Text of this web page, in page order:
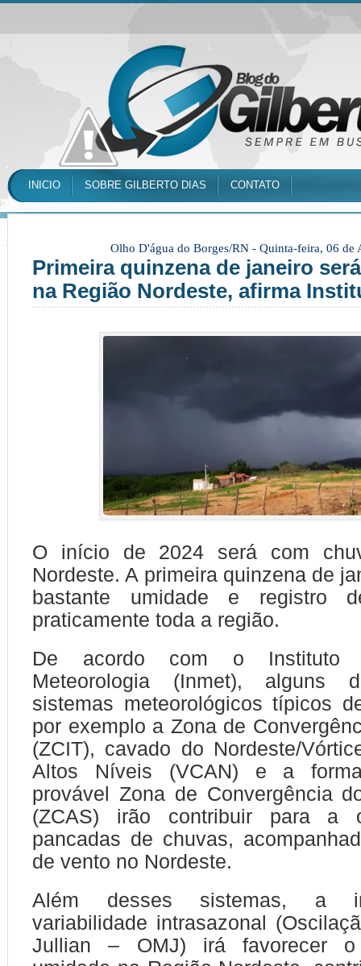
INICIO SOBRE GILBERTO DIAS CONTATO
Olho D'água do Borges/RN - Quinta-feira, 06 de
Primeira quinzena de janeiro
na Região Nordeste, afirma
O início de 2024 será com
Nordeste. A primeira quinzena de
bastante umidade e registro
praticamente toda a região.
De acordo com o Instituto
Meteorologia (Inmet), alguns
sistemas meteorológicos típicos
por exemplo a Zona de
(ZCIT), cavado do Nordeste/
Altos Níveis (VCAN) e a
provável Zona de Convergência
(ZCAS) irão contribuir para a
pancadas de chuvas,
de vento no Nordeste.
Além desses sistemas, a
variabilidade intrasazonal
Jullian – OMJ) irá favorecer